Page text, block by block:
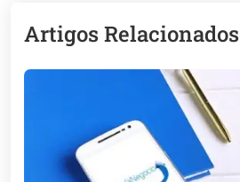
Artigos Relacionados